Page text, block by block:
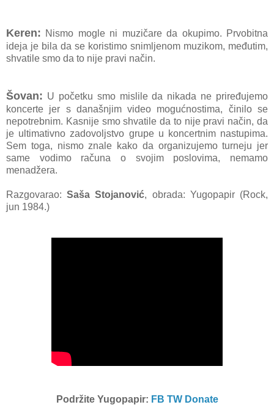
Keren: Nismo mogle ni muzičare da okupimo. Prvobitna
ideja je bila da se koristimo snimljenom muzikom, međutim,
shvatile smo da to nije pravi način.
Šovan: U početku smo mislile da nikada ne priređujemo
koncerte jer s današnjim video mogućnostima, činilo se
nepotrebnim. Kasnije smo shvatile da to nije pravi način, da
je ultimativno zadovoljstvo grupe u koncertnim nastupima.
Sem toga, nismo znale kako da organizujemo turneju jer
same vodimo računa o svojim poslovima, nemamo
menadžera.
Razgovarao:Saša Stojanović, obrada: Yugopapir (Rock,
jun 1984.)
Podržite Yugopapir: FB TW Donate